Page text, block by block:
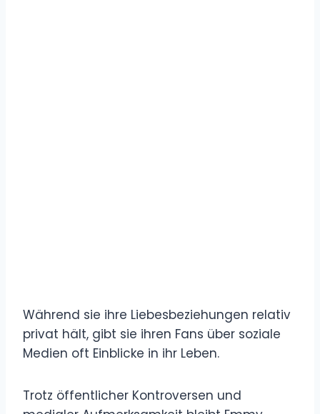
Während sie ihre Liebesbeziehungen relativ
privat hält, gibt sie ihren Fans über soziale
Medien oft Einblicke in ihr Leben.
Trotz öffentlicher Kontroversen und